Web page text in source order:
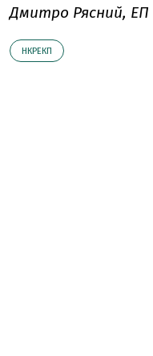
Дмитро Рясний, ЕП
НКРЕКП